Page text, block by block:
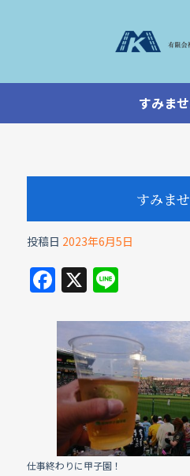
すみませ
すみま
投稿日 2023年6月5日
F
a
c
e
b
o
o
k
X Li
e
仕事終わりに甲子園！